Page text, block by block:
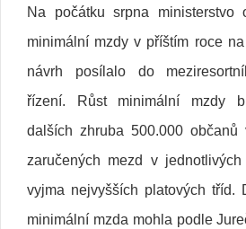
Na počátku srpna ministerstvo
minimální mzdy v příštím roce
návrh posílalo do
řízení. Růst minimální mzdy
dalších zhruba 500.000
zaručených mezd v
vyjma nejvyšších platových tříd.
minimální mzda mohla podle